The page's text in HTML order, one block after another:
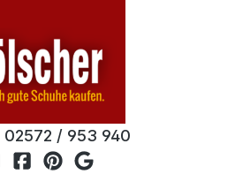
02572 / 953 940